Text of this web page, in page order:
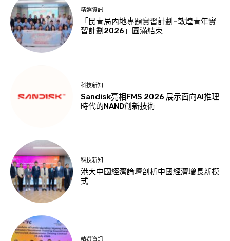
精選資訊
「民青局內地專題實習計劃–敦煌青年實
習計劃2026」圓滿結束
科技新知
Sandisk亮相FMS 2026 展示面向AI推理
時代的NAND創新技術
科技新知
港大中國經濟論壇剖析中國經濟增長新模
式